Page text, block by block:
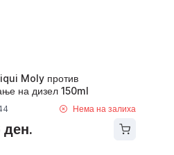
Moly против
на дизел 150ml
Нема на залиха
ден.